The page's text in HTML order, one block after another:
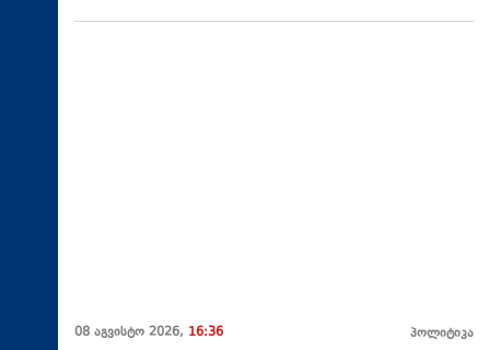
08 აგვისტო 2026, 16:36 პოლიტიკა